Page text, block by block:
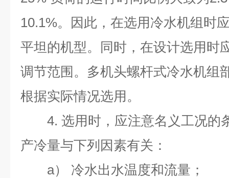
10.1%。因此，在选用冷水机组时
平坦的机型。同时，在设计选用时
调节范围。多机头螺杆式冷水机组
根据实际情况选用。
4. 选用时，应注意名义工况的
产冷量与下列因素有关：
a） 冷水出水温度和流量；